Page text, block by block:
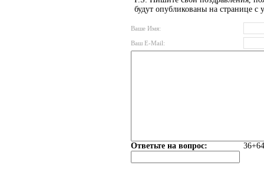
будут опубликованы на странице с
Ваше Имя:
Ваш E-Mail:
Ответьте на вопрос: